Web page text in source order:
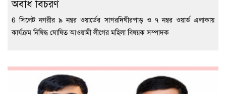
অবাধ বিচরণ
6 সিলেট নগরীর ৯ নম্বর ওয়ার্ডের সাগরদিঘীরপাড় ও ৭ নম্বর ওয়ার্ড এলাকায়
কার্যক্রম নিষিদ্ধ ঘোষিত আওয়ামী লীগের মহিলা বিষয়ক সম্পাদক